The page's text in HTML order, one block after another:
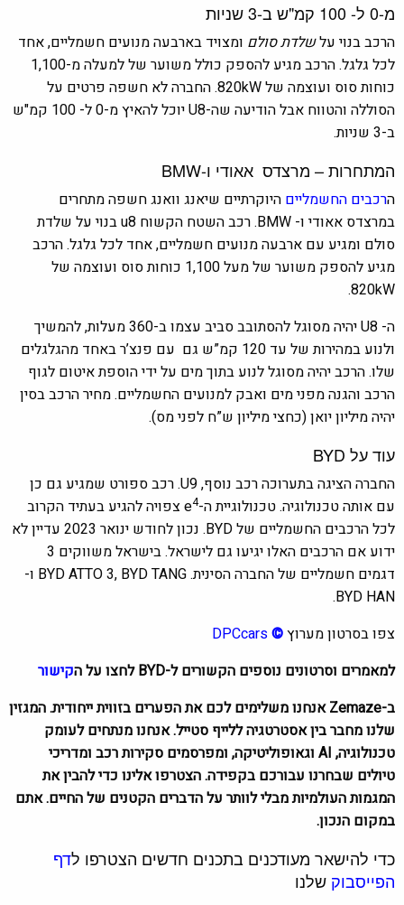
מ-0 ל- 100 קמ"ש ב-3 שניות
הרכב בנוי עלשלדת סולםומצויד בארבעה מנועים חשמליים, אחד
לכל גלגל. הרכב מגיע להספק כולל
משוער של למעלה מ-1,100
כוחות סוס ועוצמה של 820kW. החברה לא חשפה פרטים על
הסוללה והטווח אבל הודיעה שה-U8 יוכל להאיץ מ-0 ל- 100 קמ"ש
ב-3 שניות.
המתחרות – מרצדס אאודי ו-BMW
רכבים החשמלייםהיוקרתיים שיאנג וואנג חשפה מתחרים
במרצדס אאודי ו- BMW. רכב השטח הקשוח u8 בנוי על שלדת
סולם ומגיע עם ארבעה מנועים חשמליים, אחד לכל גלגל. הרכב
מגיע להספק משוער של מעל 1,100 כוחות סוס
ועוצמה של
820kW.
ה- U8 יהיה מסוגל להסתובב סביב עצמו ב-360 מעלות, להמשיך
ולנוע במהירות של עד 120 קמ”ש גם עם פנצ’ר באחד מהגלגלים
שלו. הרכב יהיה מסוגל לנוע בתוך מים על ידי הוספת איטום לגוף
הרכב והגנה מפני מים ואבק למנועים החשמליים. מחיר הרכב בסין
יהיה מיליון יואן (כחצי מיליון ש”ח לפני מס).
עוד על BYD
החברה הציגה בתערוכה רכב נוסף, U9. רכב ספורט שמגיע גם כן
עם אותה טכנולוגיה. טכנולוגיית ה-e4 צפויה להגיע בעתיד הקרוב
לכל הרכבים החשמליים של BYD. נכון לחודש ינואר 2023 עדיין לא
ידוע אם הרכבים האלו יגיעו גם לישראל. בישראל משווקים 3
דגמים חשמליים של החברה הסינית. BYD ATTO 3, BYD TANG ו-
BYD HAN.
צפו בסרטון מערוץ©
DPCcars
למאמרים וסרטונים נוספים הקשורים ל-BYD לחצו על ה
קישור
ב-Zemaze אנחנו משלימים לכם את הפערים בזווית ייחודית. המגזין
שלנו מחבר בין אסטרטגיה ללייף סטייל. אנחנו מנתחים לעומק
טכנולוגיה, AI וגאופוליטיקה, ומפרסמים סקירות רכב ומדריכי
טיולים שבחרנו עבורכם בקפידה. הצטרפו אלינו כדי להבין את
המגמות העולמיות מבלי לוותר על הדברים הקטנים של החיים. אתם
במקום הנכון.
כדי להישאר מעודכנים בתכנים חדשים הצטרפו ל דף
הפייסבוקשלנו